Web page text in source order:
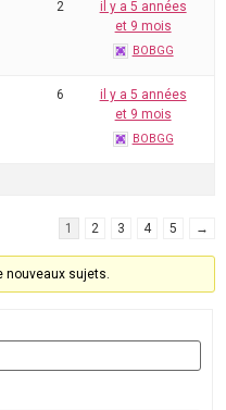
2
il y a 5 années
et 9 mois
BOBGG
6
il y a 5 années
et 9 mois
BOBGG
1 2 3 4 5 →
nouveaux sujets.